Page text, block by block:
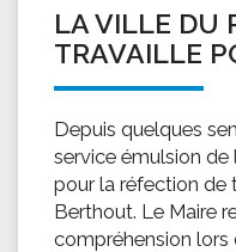
LA VILLE DU
TRAVAILLE
Depuis quelques
service émulsion
pour la réfection de
Berthout. Le Maire
compréhension lors